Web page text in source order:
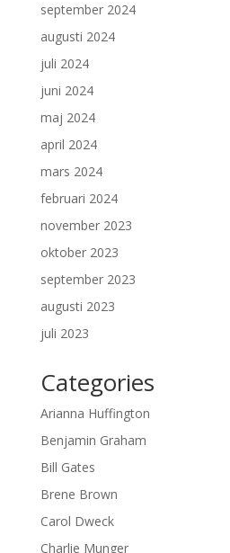
september 2024
augusti 2024
juli 2024
juni 2024
maj 2024
april 2024
mars 2024
februari 2024
november 2023
oktober 2023
september 2023
augusti 2023
juli 2023
Categories
Arianna Huffington
Benjamin Graham
Bill Gates
Brene Brown
Carol Dweck
Charlie Munger